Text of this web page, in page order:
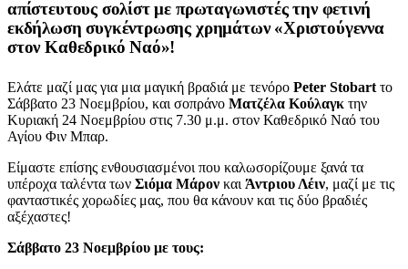
απίστευτους σολίστ με πρωταγωνιστές την φετινή
εκδήλωση συγκέντρωσης χρημάτων «Χριστούγεννα
στον Καθεδρικό Ναό»!
Ελάτε μαζί μας για μια μαγική βραδιά με τενόρο Peter Stobart το
Σάββατο 23 Νοεμβρίου, και σοπράνο Ματζέλα Κούλαγκ την
Κυριακή 24 Νοεμβρίου στις 7.30 μ.μ. στον Καθεδρικό Ναό του
Αγίου Φιν Μπαρ.
Είμαστε επίσης ενθουσιασμένοι που καλωσορίζουμε ξανά τα
υπέροχα ταλέντα των Σιόμα Μάρον και Άντριου Λέιν, μαζί με τις
φανταστικές χορωδίες μας, που θα κάνουν και τις δύο βραδιές
αξέχαστες!
Σάββατο 23 Νοεμβρίου με τους: